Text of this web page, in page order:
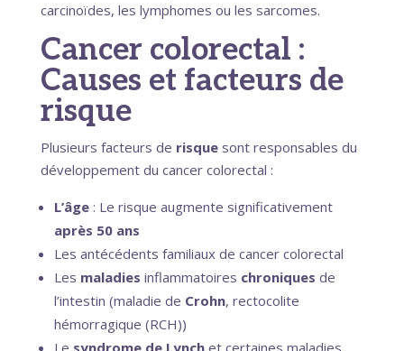
carcinoïdes, les lymphomes ou les sarcomes.
Cancer colorectal :
Causes et facteurs de
risque
Plusieurs facteurs de risquesont responsables du
développement du cancer colorectal :
L’âge: Le risque augmente significativement
après 50 ans
Les antécédents familiaux de cancer colorectal
Les maladies inflammatoires chroniques de
l’intestin (maladie de Crohn, rectocolite
hémorragique (RCH))
Le syndrome de Lynch et certaines maladies